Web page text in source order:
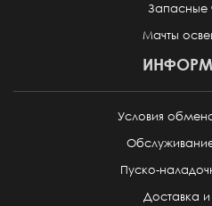
Запасные
Мачты
Условия
Пуско-
Доставка